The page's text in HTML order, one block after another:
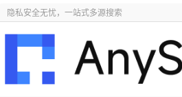
隐私安全无忧，一站式多源搜索